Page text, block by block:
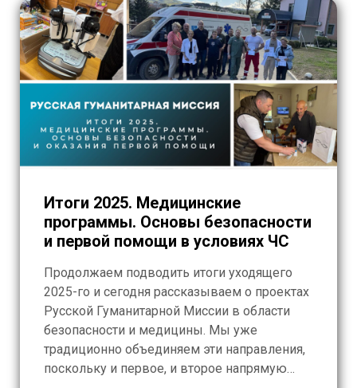
Итоги 2025. Медицинские
программы. Основы безопасности
и первой помощи в условиях ЧС
Продолжаем подводить итоги уходящего
2025-го и сегодня рассказываем о проектах
Русской Гуманитарной Миссии в области
безопасности и медицины. Мы уже
традиционно объединяем эти направления,
поскольку и первое, и второе напрямую